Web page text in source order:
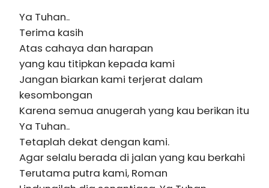
Ya Tuhan..
Terima kasih
Atas cahaya dan harapan
yang kau titipkan kepada kami
Jangan biarkan kami terjerat dalam
kesombongan
Karena semua anugerah yang kau berikan itu
Ya Tuhan..
Tetaplah dekat dengan kami.
Agar selalu berada di jalan yang kau berkahi
Terutama putra kami, Roman